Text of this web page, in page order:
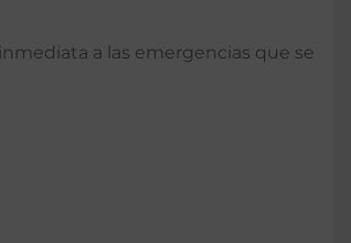
a las emergencias que se